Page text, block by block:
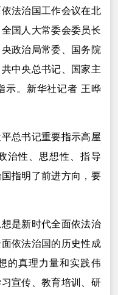
法治国工作会议在北
国人大常委会委员长
政治局常委、国务院
中央总书记、国家主
示。新华社记者 王晔
总书记重要指示高屋
治性、思想性、指导
指明了前进方向，要
是新时代全面依法治
依法治国的历史性成
的真理力量和实践伟
宣传、教育培训、研